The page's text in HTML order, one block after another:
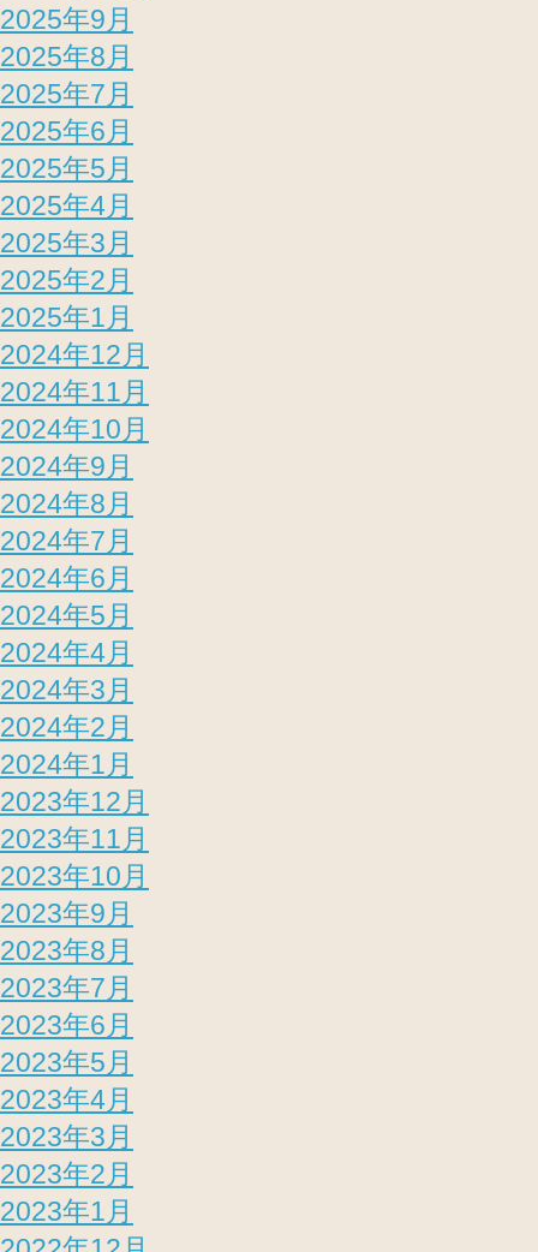
2025年9月
2025年8月
2025年7月
2025年6月
2025年5月
2025年4月
2025年3月
2025年2月
2025年1月
2024年12月
2024年11月
2024年10月
2024年9月
2024年8月
2024年7月
2024年6月
2024年5月
2024年4月
2024年3月
2024年2月
2024年1月
2023年12月
2023年11月
2023年10月
2023年9月
2023年8月
2023年7月
2023年6月
2023年5月
2023年4月
2023年3月
2023年2月
2023年1月